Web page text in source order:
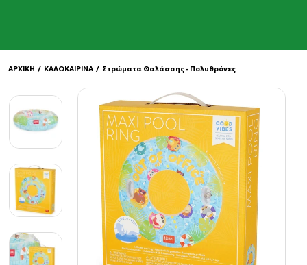
ΑΡΧΙΚΗ / ΚΑΛΟΚΑΙΡΙΝΑ / Στρώματα Θαλάσσης - Πολυθρόνες